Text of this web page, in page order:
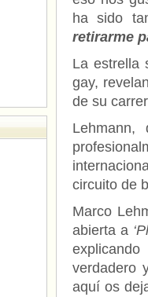
ha sido
retirarme
La estrella
gay,
de su
circuito de
Marco
abierta a
verdadero
aquí os